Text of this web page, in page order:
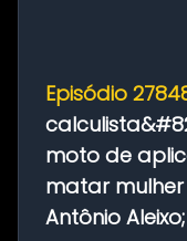
Episódio
moto de
matar
Antônio